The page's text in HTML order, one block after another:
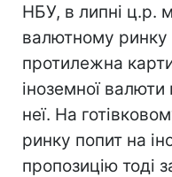
НБУ, в липні ц.р.
валютному ринку
протилежна
іноземної
неї. На
ринку попит на
пропозицію тоді